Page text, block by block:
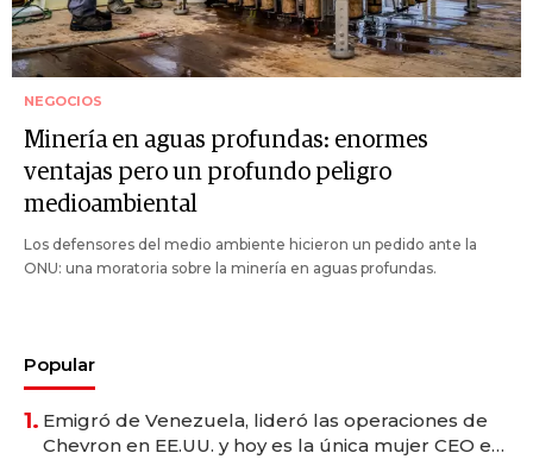
NEGOCIOS
Minería en aguas profundas: enormes
ventajas pero un profundo peligro
medioambiental
Los defensores del medio ambiente hicieron un pedido ante la
ONU: una moratoria sobre la minería en aguas profundas.
Popular
1. Emigró de Venezuela, lideró las operaciones de
Chevron en EE.UU. y hoy es la única mujer CEO en